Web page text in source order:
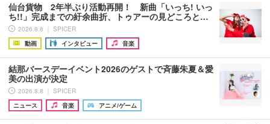
仙台貨物 2年半ぶり活動再開！ 新曲「いっち! いっ
ち!!」完成までの紆余曲折、トゥアーの見どころと…
2026.8.8 ｜ SPICER
動画
インタビュー 音楽
結那バースデーイベント2026のゲストで斉藤朱夏＆愛
美の出演が決定
2026.8.8 ｜ SPICER
ニュース
音楽 アニメ/ゲーム